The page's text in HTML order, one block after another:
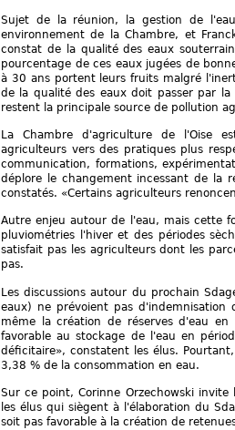
Sujet de la réunion, la gestion de
environnement de la Chambre, et
constat de la qualité des eaux
pourcentage de ces eaux jugées de
à 30 ans portent leurs fruits malgré
de la qualité des eaux doit passer par
restent la principale source de pollution
La Chambre d'agriculture de l'Oise
agriculteurs vers des pratiques plus
communication, formations,
déplore le changement incessant de la
constatés. «Certains agriculteurs
Autre enjeu autour de l'eau, mais cette
pluviométries l'hiver et des périodes
satisfait pas les agriculteurs dont les
pas.
Les discussions autour du prochain
eaux) ne prévoient pas
même la création de réserves d'eau
favorable au stockage de l'eau en
déficitaire», constatent les élus.
3,38 % de la consommation en eau.
Sur ce point, Corinne Orzechowski
les élus qui siègent à l'élaboration du
soit pas favorable à la création de